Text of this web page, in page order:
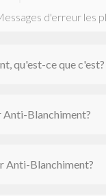
d'erreur les
qu'est-ce que c'est?
Blanchiment?
Anti-Blanchiment?